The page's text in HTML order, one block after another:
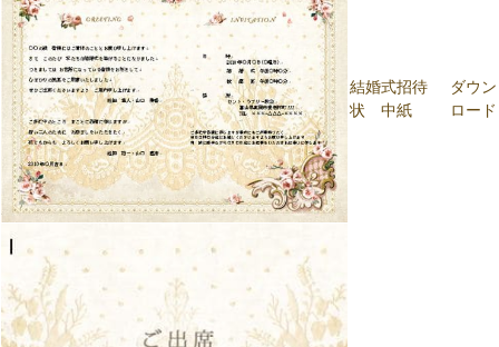
結婚式招待
状 中紙
ダウン
ロード